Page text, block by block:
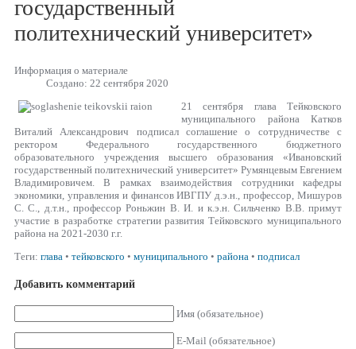
государственный
политехнический университет»
Информация о материале
Создано: 22 сентября 2020
21 сентября глава Тейковского
муниципального района Катков
Виталий Александрович подписал соглашение о сотрудничестве с
ректором Федерального государственного бюджетного
образовательного учреждения высшего образования «Ивановский
государственный политехнический университет» Румянцевым Евгением
Владимировичем. В рамках взаимодействия сотрудники кафедры
экономики, управления и финансов ИВГПУ д.э.н., профессор, Мишуров
С. С., д.т.н., профессор Роньжин В. И. и к.э.н. Сильченко В.В. примут
участие в разработке стратегии развития Тейковского муниципального
района на 2021-2030 г.г.
Теги: глава • тейковского • муниципального • района • подписал
Добавить комментарий
Имя (обязательное)
E-Mail (обязательное)